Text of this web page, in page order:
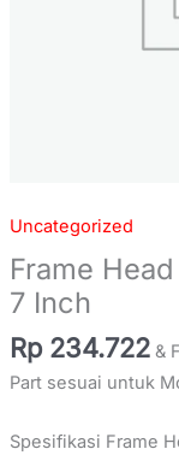
Uncategorized
Frame
7 Inch
Rp 234.722 &
Part sesuai untuk
Spesifikasi Frame